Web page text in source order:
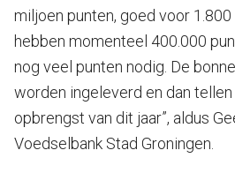
miljoen punten, goed voor 1.800
hebben momenteel 400.000
nog veel punten nodig. De
worden ingeleverd en dan
opbrengst van dit jaar”, aldus
Voedselbank Stad Groningen.